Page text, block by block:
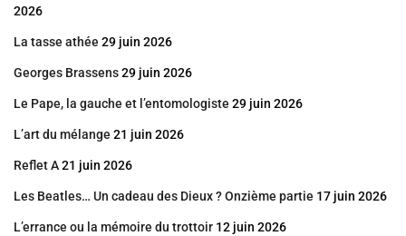
2026
La tasse athée 29 juin 2026
Georges Brassens29 juin 2026
Le Pape, la gauche et l’entomologiste 29 juin 2026
L’art du mélange 21 juin 2026
Reflet A21 juin 2026
Les Beatles… Un cadeau des Dieux ? Onzième partie 17 juin 2026
L’errance ou la mémoire du trottoir 12 juin 2026